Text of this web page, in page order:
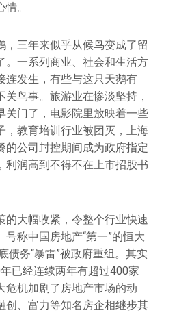
。
，三年来似乎从候鸟变成了留
。一系列商业、社会和生活方
连发生，有些与这只天鹅有
关鸟事。旅游业在惨淡坚持，
关门了，电影院里放映着一些
，教育培训行业被团灭，上海
的公司封控期间成为政府指定
利润高到不得不在上市招股书
的大幅收紧，令整个行业快速
号称中国房地产“第一”的恒大
债务“暴雷”被政府重组。其实
已经连续两年有超过400家
危机加剧了房地产市场的动
创、富力等知名房企相继步其